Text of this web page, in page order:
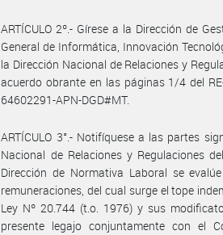
ARTÍCULO 2º.- Gírese a la Dirección de
General de Informática, Innovación
la Dirección Nacional de Relaciones y
acuerdo obrante en las páginas 1/4 del
64602291-APN-DGD#MT.
ARTÍCULO 3°.- Notifíquese a las partes
Nacional de Relaciones y Regulaciones
Dirección de Normativa Laboral se
remuneraciones, del cual surge el tope
Ley Nº 20.744 (t.o. 1976) y sus
presente legajo conjuntamente con el